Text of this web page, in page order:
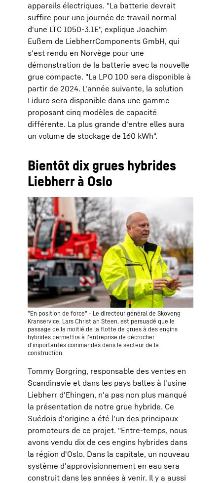
appareils électriques. "La batterie devrait
suffire pour une journée de travail normal
d'une LTC 1050-3.1E", explique Joachim
Eußem de LiebherrComponents GmbH, qui
s'est rendu en Norvège pour une
démonstration de la batterie avec la nouvelle
grue compacte. "La LPO 100 sera disponible à
partir de 2024. L'année suivante, la solution
Liduro sera disponible dans une gamme
proposant cinq modèles de capacité
différente. La plus grande d'entre elles aura
un volume de stockage de 160 kWh".
Bientôt dix grues hybrides
Liebherr à Oslo
"En position de force" - Le directeur général de Skoveng
Kranservice, Lars Christian Steen, est persuadé que le
passage de la moitié de la flotte de grues à des engins
hybrides permettra à l'entreprise de décrocher
d'importantes commandes dans le secteur de la
construction.
Tommy Borgring, responsable des ventes en
Scandinavie et dans les pays baltes à l'usine
Liebherr d'Ehingen, n'a pas non plus manqué
la présentation de notre grue hybride. Ce
Suédois d'origine a été l'un des principaux
promoteurs de ce projet. "Entre-temps, nous
avons vendu dix de ces engins hybrides dans
la région d'Oslo. Dans la capitale, un nouveau
système d'approvisionnement en eau sera
construit dans les années à venir. Il y a aussi